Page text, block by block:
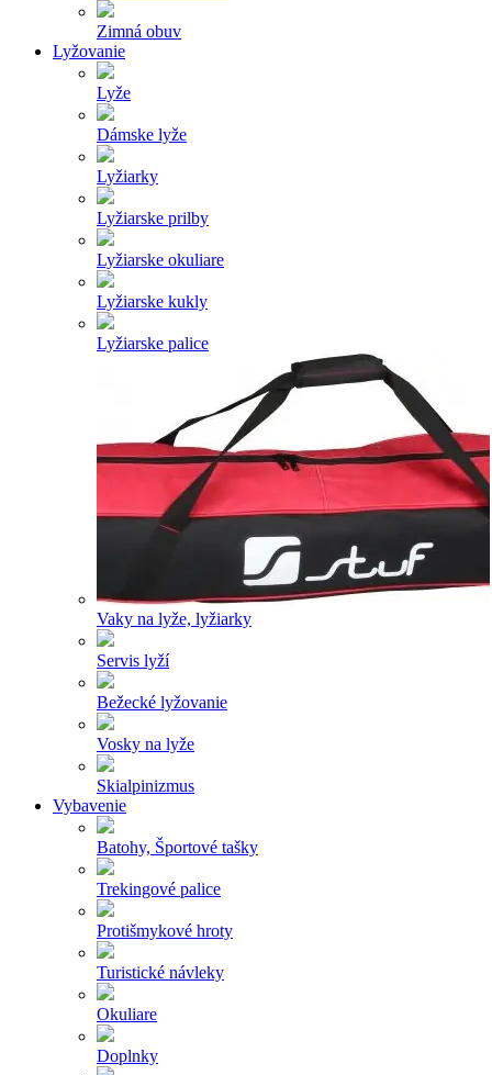
Zimná obuv
Lyžovanie
Lyže
Dámske lyže
Lyžiarky
Lyžiarske prilby
Lyžiarske okuliare
Lyžiarske kukly
Lyžiarske palice
Vaky na lyže, lyžiarky
Servis lyží
Bežecké lyžovanie
Vosky na lyže
Skialpinizmus
Vybavenie
Batohy, Športové tašky
Trekingové palice
Protišmykové hroty
Turistické návleky
Okuliare
Doplnky